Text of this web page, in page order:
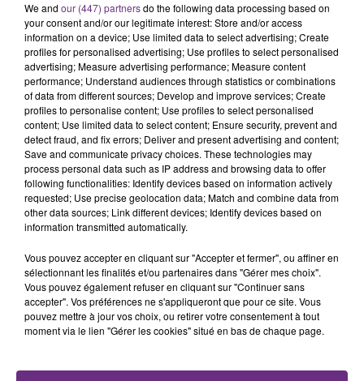
FIL D'ACTU
7 août 2026
LA CENTRALE NUCLÉAIRE DE CHOOZ
TOUJOURS À L'ARRÊT
Cela fait déjà une semaine que la centrale
nucléaire ardennaise est à l'arrêt. Une situation
justifiée par la sécheresse intense qui est toujours
présente.
We and our (447) partnersdo the following data processing based on
your consent and/or our legitimate interest: Store and/or access
information on a device; Use limited data to select advertising; Create
profiles for personalised advertising; Use profiles to select personalised
advertising; Measure advertising performance; Measure content
performance; Understand audiences through statistics or combinations
of data from different sources; Develop and improve services; Create
profiles to personalise content; Use profiles to select personalised
content; Use limited data to select content; Ensure security, prevent and
detect fraud, and fix errors; Deliver and present advertising and content;
Save and communicate privacy choices. These technologies may
process personal data such as IP address and browsing data to offer
following functionalities: Identify devices based on information actively
requested; Use precise geolocation data; Match and combine data from
other data sources; Link different devices; Identify devices based on
information transmitted automatically.
Vous pouvez accepter en cliquant sur "Accepter et fermer", ou affiner en
sélectionnant les finalités et/ou partenaires dans "Gérer mes choix".
Vous pouvez également refuser en cliquant sur "Continuer sans
accepter". Vos préférences ne s'appliqueront que pour ce site. Vous
pouvez mettre à jour vos choix, ou retirer votre consentement à tout
moment via le lien "Gérer les cookies" situé en bas de chaque page.